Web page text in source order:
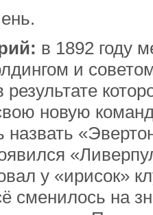
в 1892 году
и
результате
новую
назвать
у «ирисок»
сменилось на